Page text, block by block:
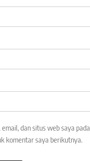
email, dan situs web saya pada
komentar saya berikutnya.